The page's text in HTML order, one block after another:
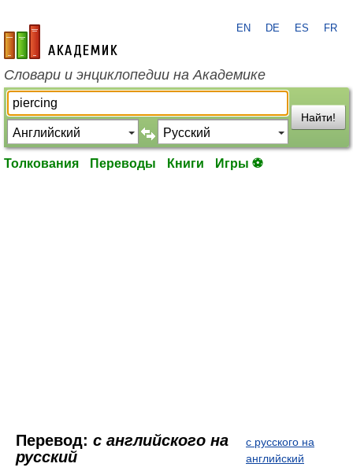
academic.ru
EN DE ES FR
Словари и энциклопедии на Академике
Найти!
Толкования Переводы Книги Игры ⚽
Перевод: с английского на
русский
с русского на
английский